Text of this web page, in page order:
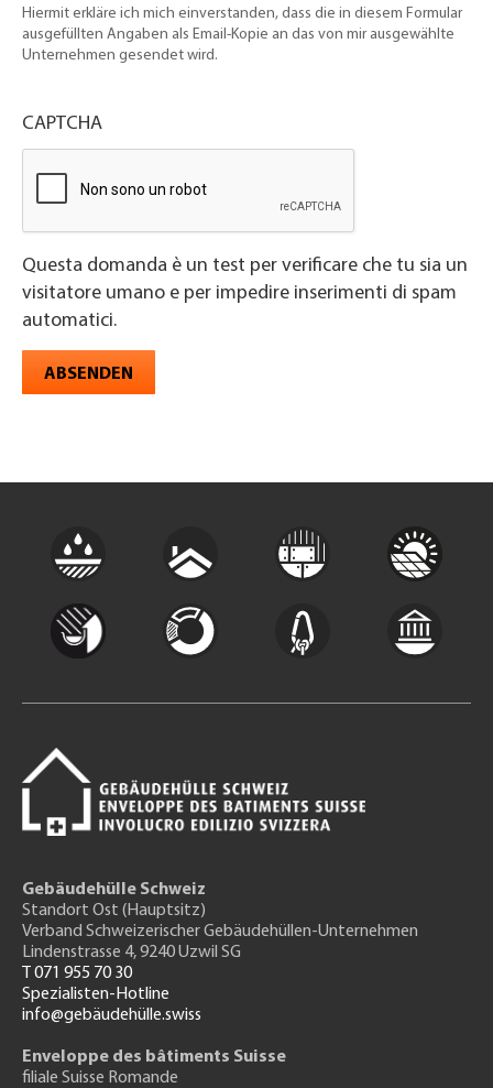
Hiermit erkläre ich mich einverstanden, dass die in diesem Formular
ausgefüllten Angaben als Email-Kopie an das von mir ausgewählte
Unternehmen gesendet wird.
CAPTCHA
Questa domanda è un test per verificare che tu sia un
visitatore umano e per impedire inserimenti di spam
automatici.
ABSENDEN
Gebäudehülle Schweiz
Standort Ost (Hauptsitz)
Verband Schweizerischer Gebäudehüllen-Unternehmen
Lindenstrasse 4, 9240 Uzwil SG
T 071 955 70 30
Spezialisten-Hotline
info@gebäudehülle.swiss
Enveloppe des bâtiments Suisse
filiale Suisse Romande